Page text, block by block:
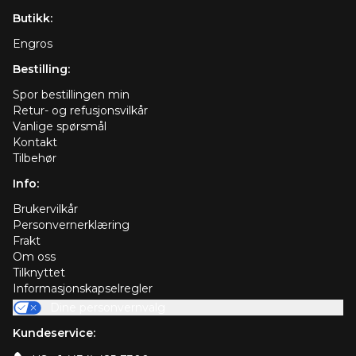
Butikk:
Engros
Bestilling:
Spor bestillingen min
Retur- og refusjonsvilkår
Vanlige spørsmål
Kontakt
Tilbehør
Info:
Brukervilkår
Personvernerklæring
Frakt
Om oss
Tilknyttet
Informasjonskapselregler
Kundeservice: